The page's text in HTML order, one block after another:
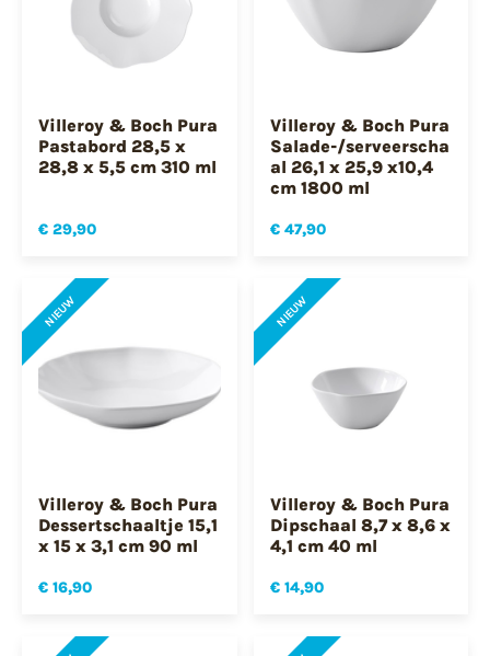
Villeroy & Boch Pura
Pastabord 28,5 x
28,8 x 5,5 cm 310 ml
€ 29,90
Villeroy & Boch Pura
Salade-/serveerscha
al 26,1 x 25,9 x10,4
cm 1800 ml
€ 47,90
NIEUW
Villeroy & Boch Pura
Dessertschaaltje 15,1
x 15 x 3,1 cm 90 ml
€ 16,90
NIEUW
Villeroy & Boch Pura
Dipschaal 8,7 x 8,6 x
4,1 cm 40 ml
€ 14,90